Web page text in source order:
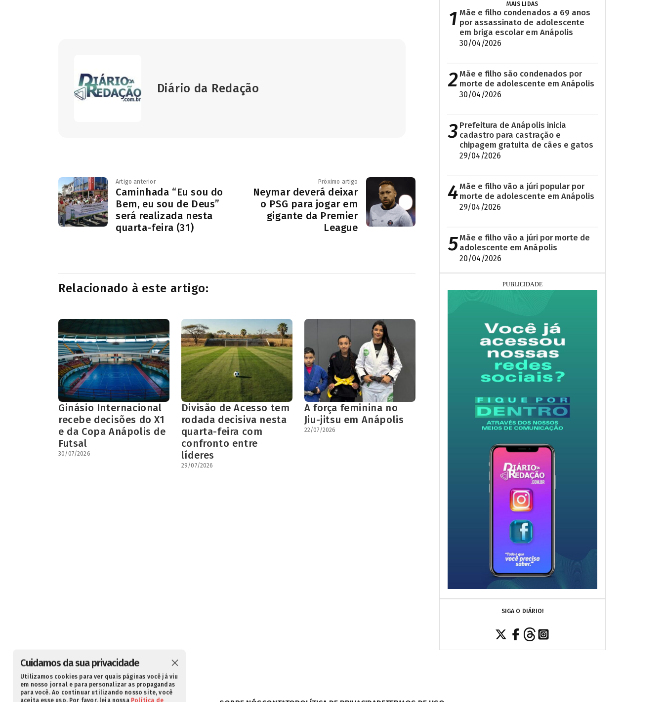
Cuidamos da sua privacidade
Utilizamos cookies para ver quais páginas você já viu
em nosso jornal e para personalizar as propagandas
para você. Ao continuar utilizando nosso site, você
aceita esse uso. Por favor, leia nossa Política de
Diário da Redação
Artigo anterior
Caminhada “Eu sou do
Bem, eu sou de Deus”
será realizada nesta
quarta-feira (31)
Próximo artigo
Neymar deverá deixar
o PSG para jogar em
gigante da Premier
League
Relacionado à este artigo:
Ginásio Internacional
recebe decisões do X1
e da Copa Anápolis de
Futsal
30/07/2026
Divisão de Acesso tem
rodada decisiva nesta
quarta-feira com
confronto entre
líderes
29/07/2026
A força feminina no
Jiu-jitsu em Anápolis
22/07/2026
MAIS LIDAS
1 Mãe e filho condenados a 69 anos
por assassinato de adolescente
em briga escolar em Anápolis
30/04/2026
2Mãe e filho são condenados por
morte de adolescente em Anápolis
30/04/2026
3 Prefeitura de Anápolis inicia
cadastro para castração e
chipagem gratuita de cães e gatos
29/04/2026
4Mãe e filho vão a júri popular por
morte de adolescente em Anápolis
29/04/2026
5Mãe e filho vão a júri por morte de
adolescente em Anápolis
20/04/2026
SIGA O DIÁRIO!